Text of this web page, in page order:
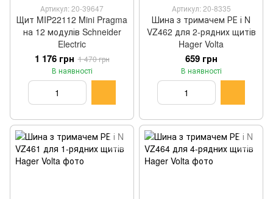
Артикул: 20-39647
Щит MIP22112 Mini Pragma
на 12 модулів Schneider
Electric
1 176 грн 1 470 грн
В наявності
Артикул: 20-8335
Шина з тримачем РЕ і N
VZ462 для 2-рядних щитів
Hager Volta
659 грн
В наявності